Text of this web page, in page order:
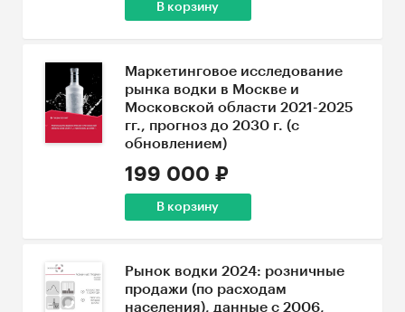
В корзину
Маркетинговое исследование
рынка водки в Москве и
Московской области 2021-2025
гг., прогноз до 2030 г. (с
обновлением)
199 000 ₽
В корзину
Рынок водки 2024: розничные
продажи (по расходам
населения), данные с 2006,